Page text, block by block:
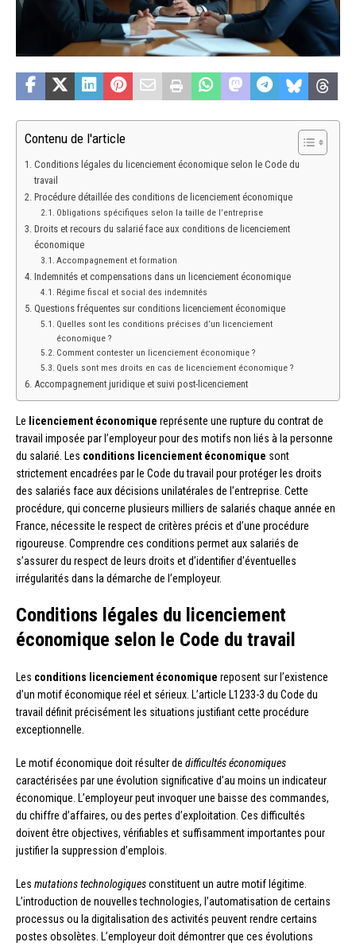
Contenu de l'article
Conditions légales du licenciement économique selon le Code du
travail
Procédure détaillée des conditions de licenciement économique
Obligations spécifiques selon la taille de l’entreprise
Droits et recours du salarié face aux conditions de licenciement
économique
Accompagnement et formation
Indemnités et compensations dans un licenciement économique
Régime fiscal et social des indemnités
Questions fréquentes sur conditions licenciement économique
Quelles sont les conditions précises d’un licenciement
économique ?
Comment contester un licenciement économique ?
Quels sont mes droits en cas de licenciement économique ?
Accompagnement juridique et suivi post-licenciement
Le licenciement économique représente une rupture du contrat de
travail imposée par l’employeur pour des motifs non liés à la personne
du salarié. Les conditions licenciement économique sont
strictement encadrées par le Code du travail pour protéger les droits
des salariés face aux décisions unilatérales de l’entreprise. Cette
procédure, qui concerne plusieurs milliers de salariés chaque année en
France, nécessite le respect de critères précis et d’une procédure
rigoureuse. Comprendre ces conditions permet aux salariés de
s’assurer du respect de leurs droits et d’identifier d’éventuelles
irrégularités dans la démarche de l’employeur.
Conditions légales du licenciement
économique selon le Code du travail
Les conditions licenciement économique reposent sur l’existence
d’un motif économique réel et sérieux. L’article L1233-3 du Code du
travail définit précisément les situations justifiant cette procédure
exceptionnelle.
Le motif économique doit résulter de difficultés économiques
caractérisées par une évolution significative d’au moins un indicateur
économique. L’employeur peut invoquer une baisse des commandes,
du chiffre d’affaires, ou des pertes d’exploitation. Ces difficultés
doivent être objectives, vérifiables et suffisamment importantes pour
justifier la suppression d’emplois.
Les mutations technologiquesconstituent un autre motif légitime.
L’introduction de nouvelles technologies, l’automatisation de certains
processus ou la digitalisation des activités peuvent rendre certains
postes obsolètes. L’employeur doit démontrer que ces évolutions